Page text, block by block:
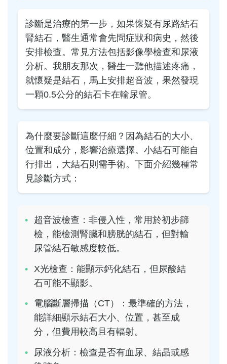
診斷是治療的第一步，如果懷疑有尿路結石
腎結石，醫生通常會先問症狀和病史，然後
安排檢查。常見方法包括影像學檢查和尿液
分析。我朋友那次，醫生一聽他描述疼痛，
就懷疑是結石，馬上安排超音波，果然發現
一顆0.5公分的結石卡在輸尿管。
為什麼要診斷這麼仔細？因為結石的大小、
位置和成分，影響治療選擇。小結石可能自
行排出，大結石則需手術。下面介紹幾種常
見診斷方式：
超音波檢查：非侵入性，常用於初步篩
檢，能檢測腎臟和膀胱的結石，但對輸
尿管結石敏感度較低。
X光檢查：能顯示鈣化結石，但尿酸結
石可能不顯影。
電腦斷層掃描（CT）：最準確的方法，
能詳細顯示結石大小、位置，甚至成
分，但費用較高且有輻射。
尿液分析：檢查是否有血尿、結晶或感